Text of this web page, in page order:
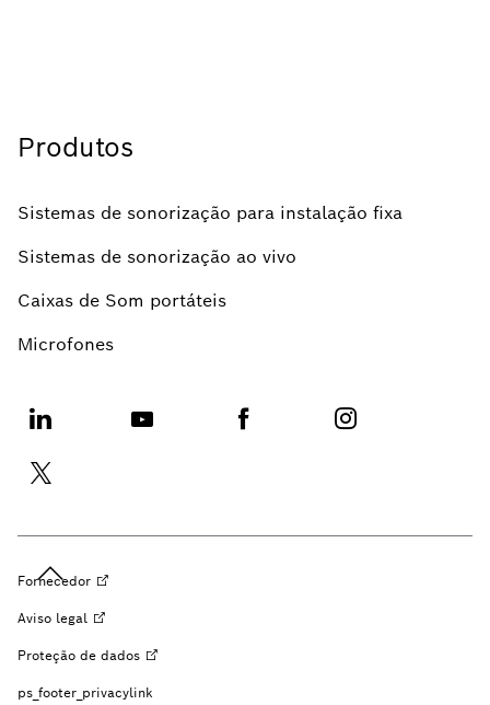
Produtos
Sistemas de sonorização para instalação fixa
Sistemas de sonorização ao vivo
Caixas de Som portáteis
Microfones
Fornecedor
Aviso legal
Proteção de dados
ps_footer_privacylink